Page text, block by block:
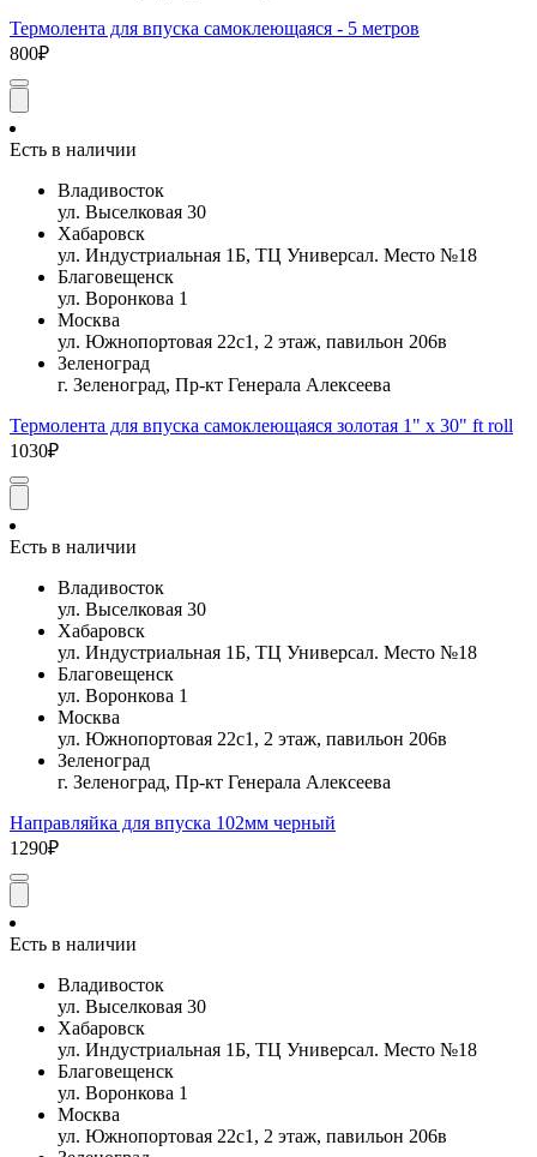
Термолента для впуска самоклеющаяся - 5 метров
800₽
Есть в наличии
Владивосток
ул. Выселковая 30
Хабаровск
ул. Индустриальная 1Б, ТЦ Универсал. Место №18
Благовещенск
ул. Воронкова 1
Москва
ул. Южнопортовая 22с1, 2 этаж, павильон 206в
Зеленоград
г. Зеленоград, Пр-кт Генерала Алексеева
Термолента для впуска самоклеющаяся золотая 1" x 30" ft roll
1030₽
Есть в наличии
Владивосток
ул. Выселковая 30
Хабаровск
ул. Индустриальная 1Б, ТЦ Универсал. Место №18
Благовещенск
ул. Воронкова 1
Москва
ул. Южнопортовая 22с1, 2 этаж, павильон 206в
Зеленоград
г. Зеленоград, Пр-кт Генерала Алексеева
Направляйка для впуска 102мм черный
1290₽
Есть в наличии
Владивосток
ул. Выселковая 30
Хабаровск
ул. Индустриальная 1Б, ТЦ Универсал. Место №18
Благовещенск
ул. Воронкова 1
Москва
ул. Южнопортовая 22с1, 2 этаж, павильон 206в